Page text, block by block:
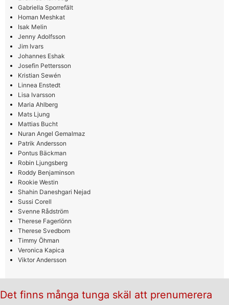
Gabriella Sporrefält
Homan Meshkat
Isak Melin
Jenny Adolfsson
Jim Ivars
Johannes Eshak
Josefin Pettersson
Kristian Sewén
Linnea Enstedt
Lisa Ivarsson
Maria Ahlberg
Mats Ljung
Mattias Bucht
Nuran Angel Gemalmaz
Patrik Andersson
Pontus Bäckman
Robin Ljungsberg
Roddy Benjaminson
Rookie Westin
Shahin Daneshgari Nejad
Sussi Corell
Svenne Rådström
Therese Fagerlönn
Therese Svedbom
Timmy Öhman
Veronica Kapica
Viktor Andersson
Det finns många tunga skäl att prenumerera